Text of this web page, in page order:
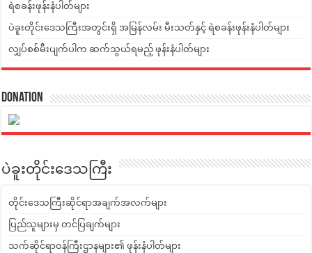
ရဲစခန်းဖုန်းနံပါတ်များ
ပဲခူးတိုင်းဒေသကြီးအတွင်းရှိ အမြန်လမ်း မီးသတ်နှင့် ရဲစခန်းဖုန်းနံပါတ်များ
လျှပ်စစ်မီးပျက်ပါက ဆက်သွယ်ရမည့် ဖုန်းနံပါတ်များ
Donation
ပဲခူးတိုင်းဒေသကြီး
တိုင်းဒေသကြီးဆိုင်ရာအချက်အလက်များ
ပြည်သူများမှ တင်ပြချက်များ
သက်ဆိုင်ရာဝန်ကြီးဌာနများ၏ ဖုန်းနံပါတ်များ